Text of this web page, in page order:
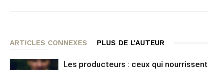
ARTICLES CONNEXES PLUS DE L'AUTEUR
Les producteurs : ceux qui nourrissent